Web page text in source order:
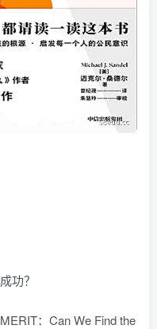
功？
：Can We Find the